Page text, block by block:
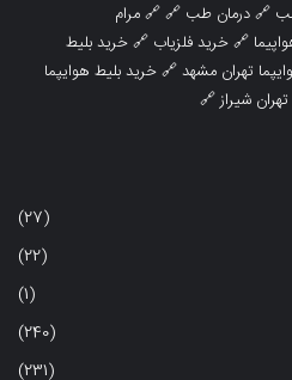
🔗درمان طب 🔗 🔗مرام
🔗خرید فلزیاب 🔗خرید بلیط
تهران مشهد🔗خرید بلیط هوایپما
شیراز🔗
(27)
(22)
(1)
(240)
(231)